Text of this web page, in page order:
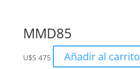
MMD85
U$S 475 Añadir al carrito